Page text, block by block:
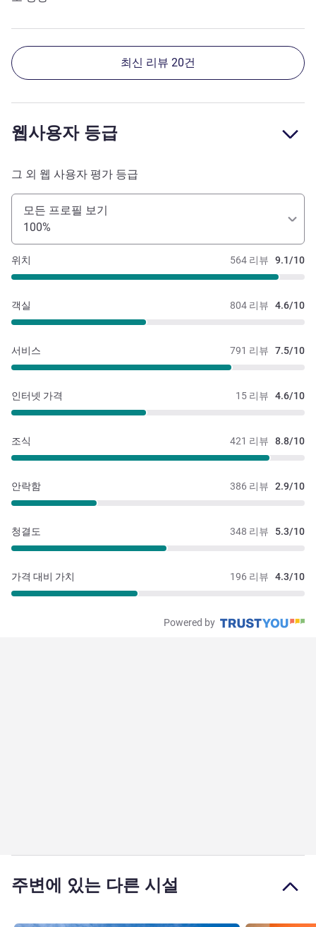
최신 리뷰 20건
웹사용자 등급
그 외 웹 사용자 평가 등급
모든 프로필 보기
100%
564 리뷰 9.1/10
위치
804 리뷰 4.6/10
객실
791 리뷰 7.5/10
서비스
15 리뷰 4.6/10
인터넷 가격
421 리뷰 8.8/10
조식
386 리뷰 2.9/10
안락함
348 리뷰 5.3/10
청결도
196 리뷰 4.3/10
가격 대비 가치
Powered by
주변에 있는 다른 시설